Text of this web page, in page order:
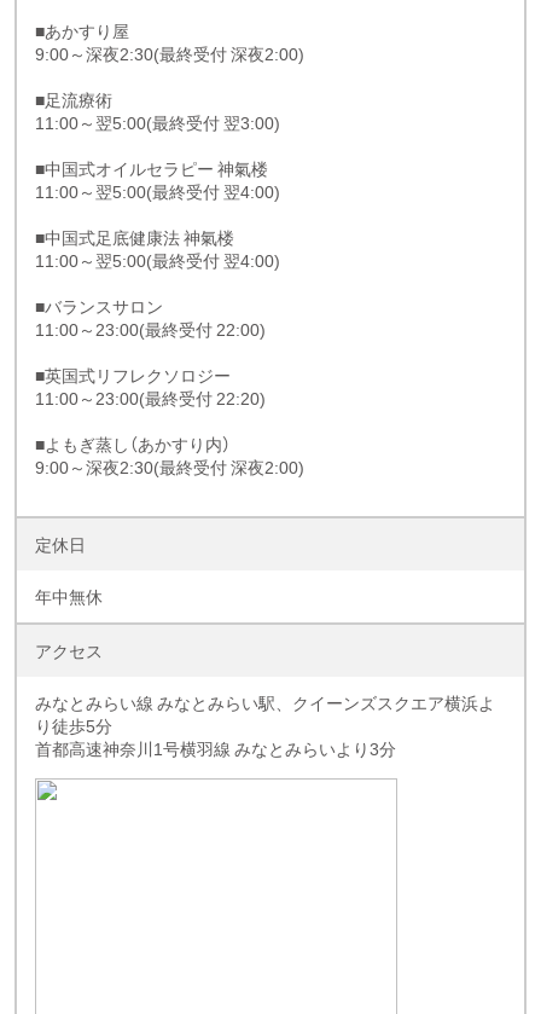
■あかすり屋
9:00～深夜2:30(最終受付 深夜2:00)
■足流療術
11:00～翌5:00(最終受付 翌3:00)
■中国式オイルセラピー 神氣楼
11:00～翌5:00(最終受付 翌4:00)
■中国式足底健康法 神氣楼
11:00～翌5:00(最終受付 翌4:00)
■バランスサロン
11:00～23:00(最終受付 22:00)
■英国式リフレクソロジー
11:00～23:00(最終受付 22:20)
■よもぎ蒸し（あかすり内）
9:00～深夜2:30(最終受付 深夜2:00)
定休日
年中無休
アクセス
みなとみらい線 みなとみらい駅、クイーンズスクエア横浜よ
り徒歩5分
首都高速神奈川1号横羽線 みなとみらいより3分